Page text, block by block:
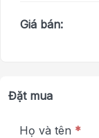
Giá bán:
Đặt mua
Họ và tên *